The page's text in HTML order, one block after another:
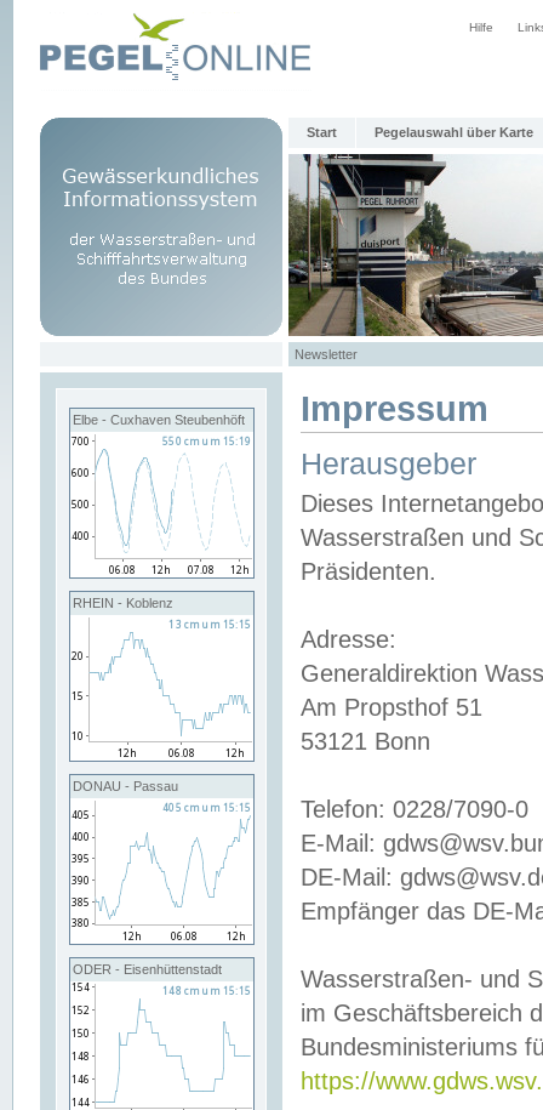
Hilfe
Start Pegelauswahl über Karte
Newsletter
Elbe - Cuxhaven Steubenhöft
RHEIN - Koblenz
DONAU - Passau
ODER - Eisenhüttenstadt
Impressum
Herausgeber
Dieses
Wasserstraßen und
Präsidenten.
Adresse:
Generaldirektion
Am Propsthof 51
53121 Bonn
Telefon: 0228/7090-0
E-Mail:
DE-Mail:
Empfänger das DE-
Wasserstraßen- und
im Geschäftsbereich
Bundesministeriums
https://